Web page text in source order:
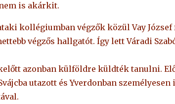
is akárkit.
kollégiumban végzők közül Vay
végzős hallgatót. Így lett Váradi
azonban külföldre küldték tanulni.
utazott és Yverdonban